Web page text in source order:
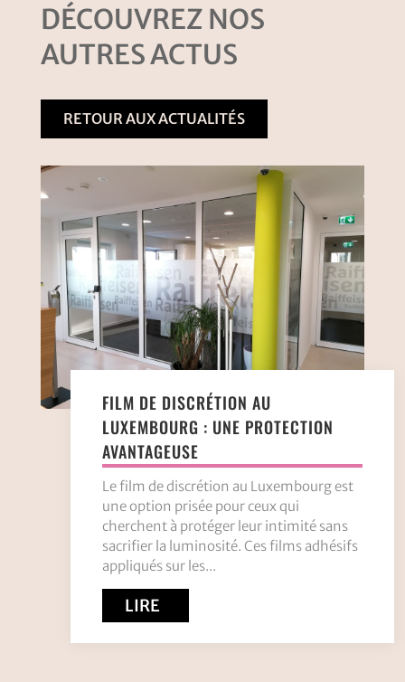
DÉCOUVREZ NOS
AUTRES ACTUS
RETOUR AUX ACTUALITÉS
FILM DE DISCRÉTION AU
LUXEMBOURG : UNE PROTECTION
AVANTAGEUSE
Le film de discrétion au Luxembourg est
une option prisée pour ceux qui
cherchent à protéger leur intimité sans
sacrifier la luminosité. Ces films adhésifs
appliqués sur les...
LIRE